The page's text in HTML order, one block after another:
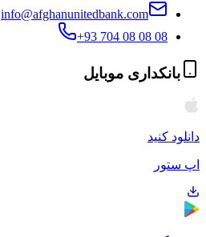
info@afghanunitedbank.com
+93 704 08 08 08
بانکداری موبایل
دانلود کنید
اپ ستور